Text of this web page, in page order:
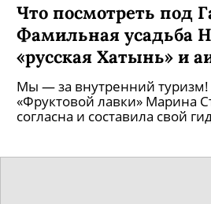
Что посмотреть под
Фамильная усадьба
«русская Хатынь» и
Мы — за внутренний
«Фруктовой лавки» Марина
согласна и составила свой